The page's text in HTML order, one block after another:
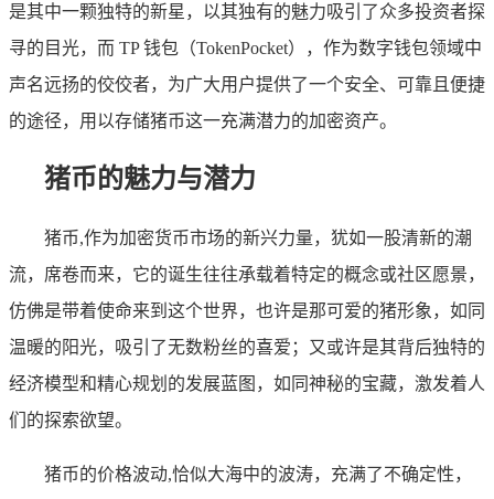
是其中一颗独特的新星，以其独有的魅力吸引了众多投资者探
寻的目光，而 TP 钱包（TokenPocket），作为数字钱包领域中
声名远扬的佼佼者，为广大用户提供了一个安全、可靠且便捷
的途径，用以存储猪币这一充满潜力的加密资产。
猪币的魅力与潜力
猪币,作为加密货币市场的新兴力量，犹如一股清新的潮
流，席卷而来，它的诞生往往承载着特定的概念或社区愿景，
仿佛是带着使命来到这个世界，也许是那可爱的猪形象，如同
温暖的阳光，吸引了无数粉丝的喜爱；又或许是其背后独特的
经济模型和精心规划的发展蓝图，如同神秘的宝藏，激发着人
们的探索欲望。
猪币的价格波动,恰似大海中的波涛，充满了不确定性，